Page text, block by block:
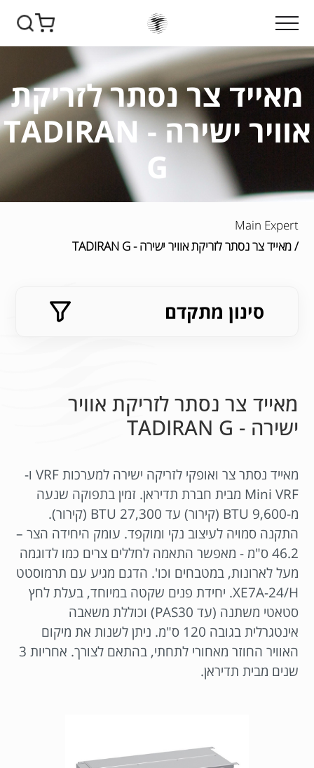
מאייד צר נסתר לזריקת
אוויר ישירה - TADIRAN
G
Main Expert
/ מאייד צר נסתר לזריקת אוויר ישירה - TADIRAN G
סינון מתקדם
מאייד צר נסתר לזריקת אוויר
ישירה - TADIRAN G
מאייד נסתר צר ואופקי לזריקה ישירה למערכות VRF ו-
Mini VRF מבית חברת תדיראן. זמין בתפוקה שנעה
מ-9,600 BTU (קירור) עד 27,300 BTU (קירור).
התקנה סמויה לעיצוב נקי ומוקפד. עומק היחידה הצר –
46.2 ס"מ - מאפשר התאמה לחללים צרים כמו לדוגמה
מעל לארונות, במטבחים וכו'. הדגם מגיע עם תרמוסטט
XE7A-24/H. יחידת פנים שקטה במיוחד, בעלת לחץ
סטאטי משתנה (עד PAS30) וכוללת משאבה
אינטגרלית בגובה 120 ס"מ. ניתן לשנות את מיקום
האוויר החוזר מאחורי לתחתי, בהתאם לצורך. אחריות 3
שנים מבית תדיראן.